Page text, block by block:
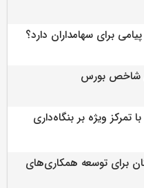
تمرکز ویژه بر بنگاه‌داری
برای توسعه همکاری‌های